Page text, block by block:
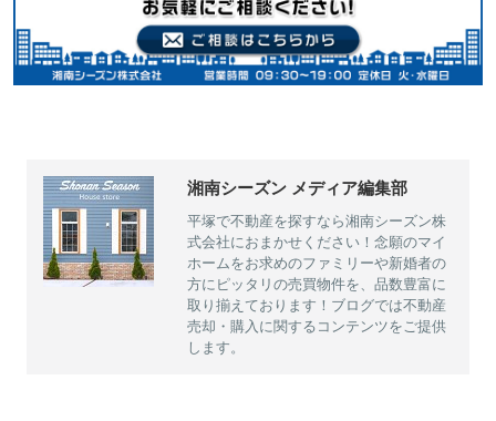
湘南シーズン メディア編集部
平塚で不動産を探すなら湘南シーズン株
式会社におまかせください！念願のマイ
ホームをお求めのファミリーや新婚者の
方にピッタリの売買物件を、品数豊富に
取り揃えております！ブログでは不動産
売却・購入に関するコンテンツをご提供
します。